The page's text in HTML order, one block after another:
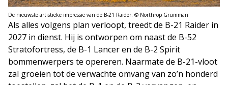
De nieuwste artistieke impressie van de B-21 Raider. © Northrop Grumman
Als alles volgens plan verloopt, treedt de B-21 Raider in
2027 in dienst. Hij is ontworpen om naast de B-52
Stratofortress, de B-1 Lancer en de B-2 Spirit
bommenwerpers te opereren. Naarmate de B-21-vloot
zal groeien tot de verwachte omvang van zo’n honderd